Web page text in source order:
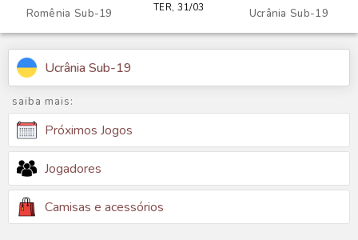
Romênia Sub-19 Ucrânia Sub-19
TER, 31/03
Ucrânia Sub-19
saiba mais:
Próximos Jogos
Jogadores
Camisas e acessórios